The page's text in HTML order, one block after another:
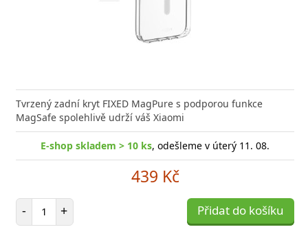
Tvrzený zadní kryt FIXED MagPure s podporou funkce
MagSafe spolehlivě udrží váš Xiaomi
E-shop skladem > 10 ks, odešleme v úterý 11. 08.
439 Kč
- Počet položek
+ Přidat do košíku
kvalitní GaN nabíječku s vysokým výkonem a malými
Našli jste správně.
skladem > 10 ks, odešleme v úterý 11. 08.
+ Přidat do košíku -